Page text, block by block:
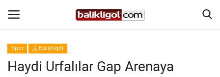
Giriş Yap
Spor Balıklıgöl
Haydi Urfalılar Gap Arenaya